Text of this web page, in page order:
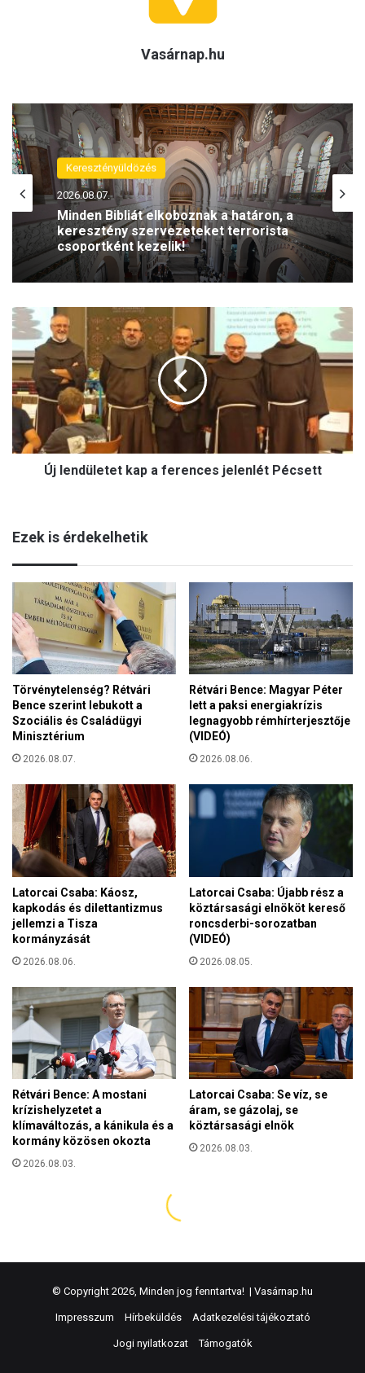
© Copyright 2026, Minden jog fenntartva! | Vasárnap.hu
Impresszum Hírbeküldés Adatkezelési tájékoztató
Jogi nyilatkozat Támogatók